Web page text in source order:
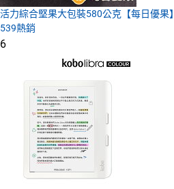
活力綜合堅果大包裝580公克【每日優果】
539熱銷
6